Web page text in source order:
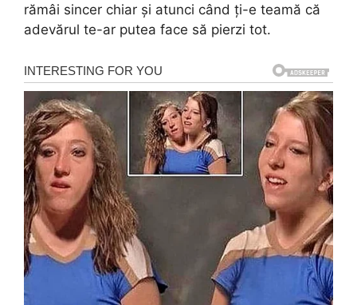
rămâi sincer chiar și atunci când ți-e teamă că
adevărul te-ar putea face să pierzi tot.